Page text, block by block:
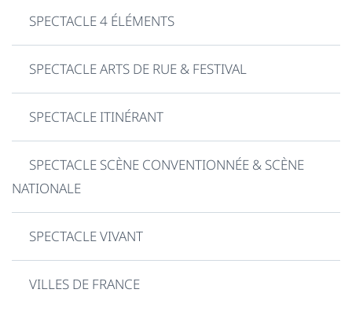
SPECTACLE 4 ÉLÉMENTS
SPECTACLE ARTS DE RUE & FESTIVAL
SPECTACLE ITINÉRANT
SPECTACLE SCÈNE CONVENTIONNÉE & SCÈNE
NATIONALE
SPECTACLE VIVANT
VILLES DE FRANCE